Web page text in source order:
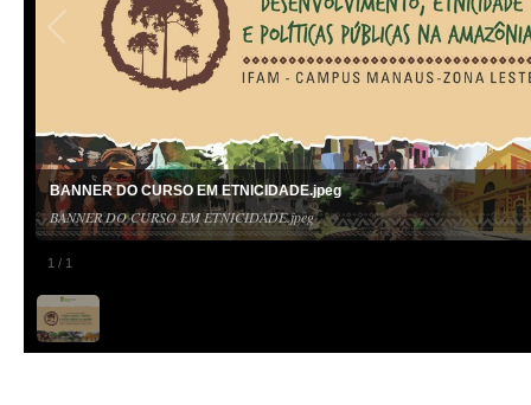
1 / 1
BANNER DO CURSO EM ETNICIDADE.jpeg
BANNER DO CURSO EM ETNICIDADE.jpeg